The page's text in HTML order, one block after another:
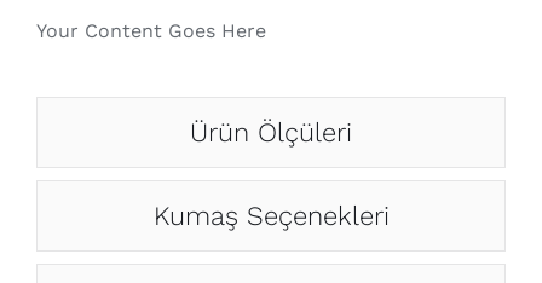
Your Content Goes Here
Ürün Ölçüleri
Kumaş Seçenekleri